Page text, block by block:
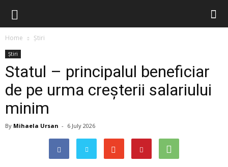
Home Știri
Știri
Statul – principalul beneficiar
de pe urma creșterii salariului
minim
By Mihaela Ursan - 6 July 2026